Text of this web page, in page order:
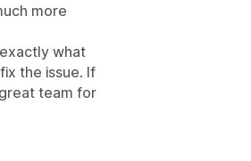
more
what
the issue. If
team for